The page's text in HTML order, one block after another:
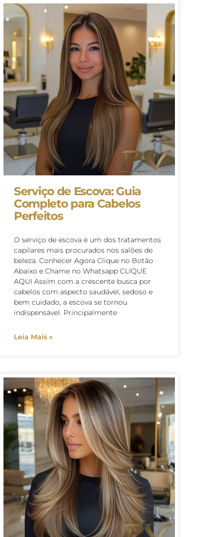
Serviço de Escova: Guia
Completo para Cabelos
Perfeitos
O serviço de escova é um dos tratamentos
capilares mais procurados nos salões de
beleza. Conhecer Agora Clique no Botão
Abaixo e Chame no Whatsapp CLIQUE
AQUI Assim com a crescente busca por
cabelos com aspecto saudável, sedoso e
bem cuidado, a escova se tornou
indispensável. Principalmente
Leia Mais »